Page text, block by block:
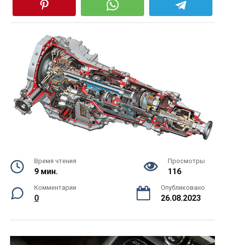
Время чтения
9 мин.
Просмотры
116
Комментарии
0
Опубликовано
26.08.2023